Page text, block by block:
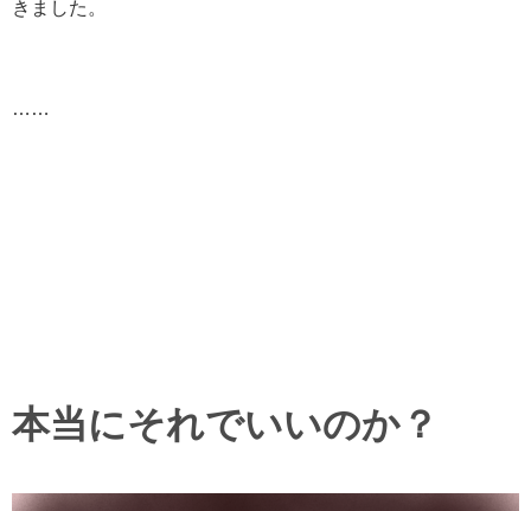
きました。
……
本当にそれでいいのか？